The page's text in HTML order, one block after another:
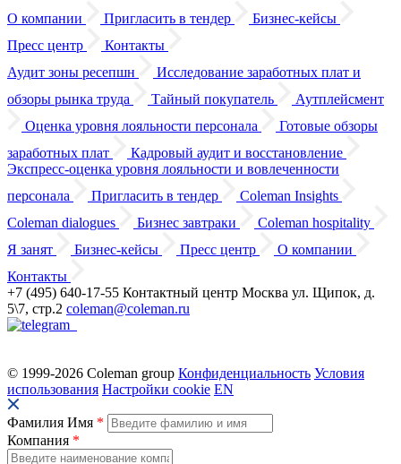
О компании
Пригласить в тендер
Бизнес-кейсы
Пресс центр
Контакты
Аудит зоны ресепшн
Исследование заработных плат и
обзоры рынка труда Тайный покупатель
Аутплейсмент
Оценка уровня лояльности персонала
Готовые обзоры
заработных плат
Кадровый аудит и восстановление
Экспресс-оценка уровня лояльности и вовлеченности
персонала
Пригласить в тендер
Coleman Insights
Coleman dialogues
Бизнес завтраки
Coleman hospitality
Я занят
Бизнес-кейсы Пресс центр
О компании
Контакты
+7 (495) 640-17-55 Контактный центр Москва ул. Щипок, д.
5\7, стр.2 coleman@coleman.ru
© 1999-2026 Coleman group Конфиденциальность Условия
использования Настройки cookie EN
Фамилия Имя *
Компания *